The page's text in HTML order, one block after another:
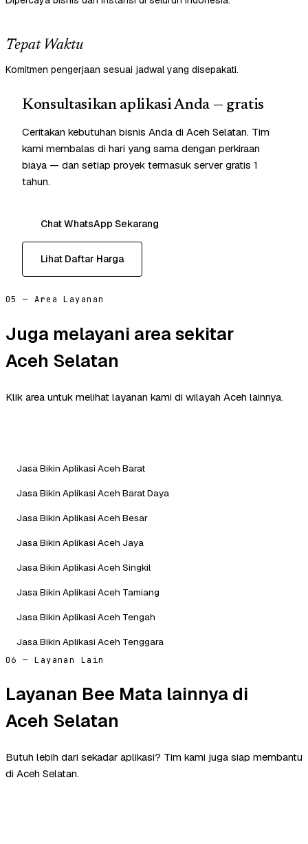
Tepat Waktu
Komitmen pengerjaan sesuai jadwal yang disepakati.
Konsultasikan aplikasi Anda — gratis
Ceritakan kebutuhan bisnis Anda di Aceh Selatan. Tim
kami membalas di hari yang sama dengan perkiraan
biaya — dan setiap proyek termasuk server gratis 1
tahun.
Chat WhatsApp Sekarang
Lihat Daftar Harga
05 — Area Layanan
Juga melayani area sekitar
Aceh Selatan
Klik area untuk melihat layanan kami di wilayah Aceh lainnya.
Jasa Bikin Aplikasi Aceh Barat
Jasa Bikin Aplikasi Aceh Barat Daya
Jasa Bikin Aplikasi Aceh Besar
Jasa Bikin Aplikasi Aceh Jaya
Jasa Bikin Aplikasi Aceh Singkil
Jasa Bikin Aplikasi Aceh Tamiang
Jasa Bikin Aplikasi Aceh Tengah
Jasa Bikin Aplikasi Aceh Tenggara
06 — Layanan Lain
Layanan Bee Mata lainnya di
Aceh Selatan
Butuh lebih dari sekadar aplikasi? Tim kami juga siap membantu
di Aceh Selatan.